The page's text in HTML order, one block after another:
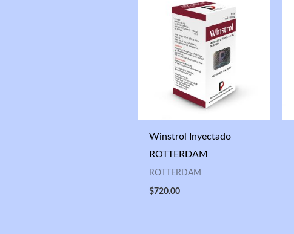
Winstrol Inyectado
ROTTERDAM
ROTTERDAM
$720.00